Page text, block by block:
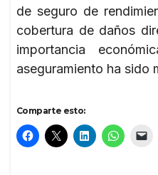
de seguro de
cobertura de daños
importancia
aseguramiento ha sido
Comparte esto: